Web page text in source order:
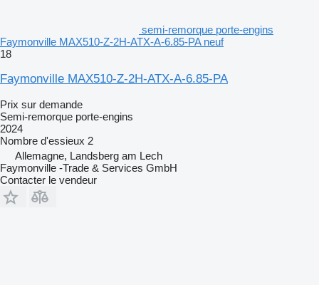
semi-remorque porte-engins
Faymonville MAX510-Z-2H-ATX-A-6.85-PA neuf
18
Faymonville MAX510-Z-2H-ATX-A-6.85-PA
Prix sur demande
Semi-remorque porte-engins
2024
Nombre d'essieux 2
Allemagne, Landsberg am Lech
Faymonville -Trade & Services GmbH
Contacter le vendeur